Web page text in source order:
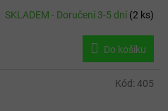
SKLADEM - Doručení 3-5 dní(2 ks)
Do košíku
Kód: 405